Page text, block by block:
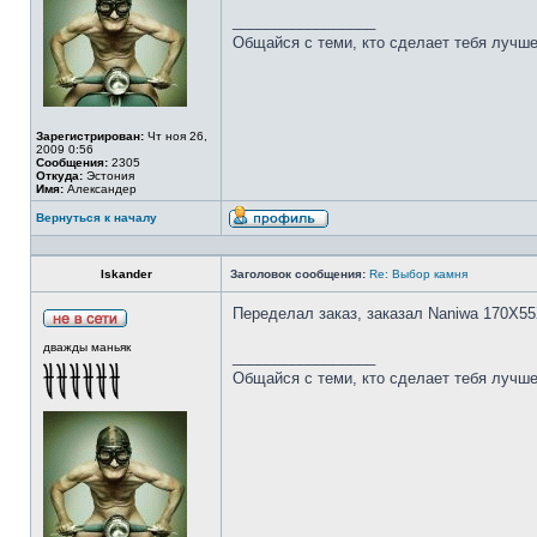
Зарегистрирован: Чт ноя 26,
2009 0:56
Сообщения: 2305
Откуда: Эстония
Имя: Александер
Общайся с теми, кто сделает тебя
Вернуться к началу
Iskander Заголовок сообщения: Re: Выбор камня
дважды маньяк
Переделал заказ, заказал Naniwa
Общайся с теми, кто сделает тебя